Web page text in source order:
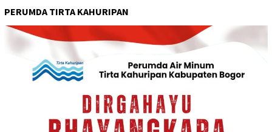
PERUMDA TIRTA KAHURIPAN